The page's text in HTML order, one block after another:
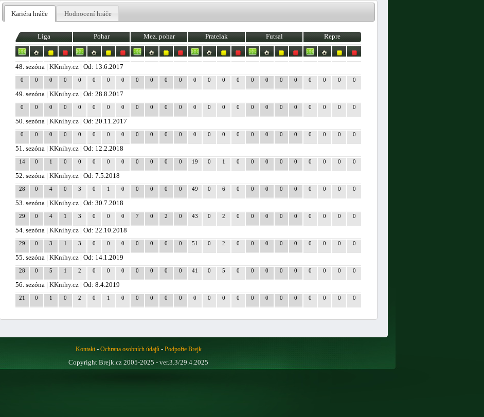
Kariéra hráče Hodnocení hráče
Liga Pohar Mez. pohar Pratelak Futsal Repre
48. sezóna |KKnihy.cz | Od: 13.6.2017
0 0 0 0 0 0 0 0 0 0 0 0 0 0 0 0 0 0 0 0 0 0 0 0
49. sezóna |KKnihy.cz | Od: 28.8.2017
0 0 0 0 0 0 0 0 0 0 0 0 0 0 0 0 0 0 0 0 0 0 0 0
50. sezóna |KKnihy.cz | Od: 20.11.2017
0 0 0 0 0 0 0 0 0 0 0 0 0 0 0 0 0 0 0 0 0 0 0 0
51. sezóna |KKnihy.cz | Od: 12.2.2018
14 0 1 0 0 0 0 0 0 0 0 0 19 0 1 0 0 0 0 0 0 0 0 0
52. sezóna |KKnihy.cz | Od: 7.5.2018
28 0 4 0 3 0 1 0 0 0 0 0 49 0 6 0 0 0 0 0 0 0 0 0
53. sezóna |KKnihy.cz | Od: 30.7.2018
29 0 4 1 3 0 0 0 7 0 2 0 43 0 2 0 0 0 0 0 0 0 0 0
54. sezóna |KKnihy.cz | Od: 22.10.2018
29 0 3 1 3 0 0 0 0 0 0 0 51 0 2 0 0 0 0 0 0 0 0 0
55. sezóna |KKnihy.cz | Od: 14.1.2019
28 0 5 1 2 0 0 0 0 0 0 0 41 0 5 0 0 0 0 0 0 0 0 0
56. sezóna |KKnihy.cz | Od: 8.4.2019
21 0 1 0 2 0 1 0 0 0 0 0 0 0 0 0 0 0 0 0 0 0 0 0
Kontakt- Ochrana osobních údajů- Podpořte Brejk
Copyright Brejk.cz 2005-2025 - ver.3.3/29.4.2025